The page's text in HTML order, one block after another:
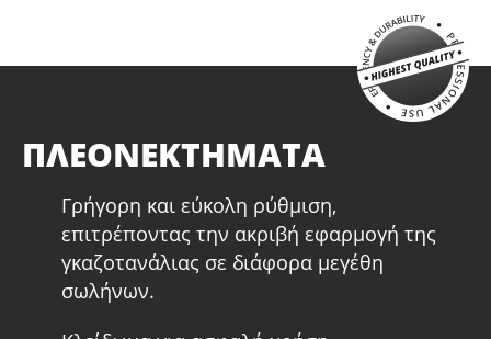
ΠΛΕΟΝΕΚΤΗΜΑΤΑ
Γρήγορη και εύκολη ρύθμιση,
επιτρέποντας την ακριβή εφαρμογή της
γκαζοτανάλιας σε διάφορα μεγέθη
σωλήνων.